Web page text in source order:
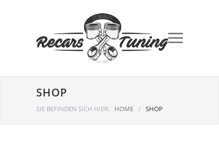
SHOP
SIE BEFINDEN SICH HIER: HOME / SHOP